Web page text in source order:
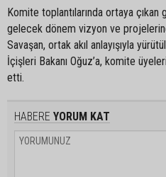
Komite toplantılarında ortaya çıkan
gelecek dönem vizyon ve
Savaşan, ortak akıl anlayışıyla
İçişleri Bakanı Oğuz’a, komite
etti.
HABERE YORUM KAT